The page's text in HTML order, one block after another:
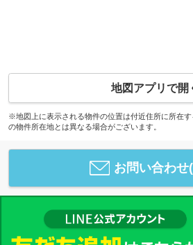
地図アプリで開
※地図上に表示される物件の位置は付近住所に所在
の物件所在地とは異なる場合がございます。
お問い合わせ